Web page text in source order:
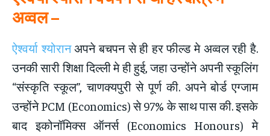
अव्वल –
ऐश्वर्या श्योरानअपने बचपन से ही हर फील्ड मे अव्वल रही है.
उनकी सारी शिक्षा दिल्ली मे ही हुई, जहा उन्होंने अपनी स्कूलिंग
“संस्कृति स्कूल”, चाणक्यपुरी से पूर्ण की. अपने बोर्ड एग्जाम
उन्होंने PCM (Economics) से 97% के साथ पास की. इसके
बाद इकोनॉमिक्स ऑनर्स (Economics Honours) मे